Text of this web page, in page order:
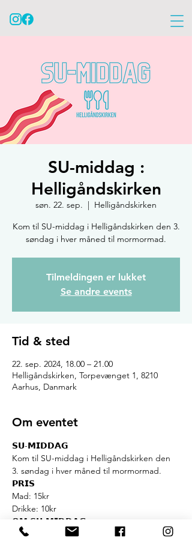
SU-middag :
Helligåndskirken
søn. 22. sep.
  |
Helligåndskirken
Kom til SU-middag i Helligåndskirken den 3.
søndag i hver måned til mormormad.
Tilmeldingen er lukket
Se andre events
Tid & sted
22. sep. 2024, 18.00 – 21.00
Helligåndskirken, Torpevænget 1, 8210
Aarhus, Danmark
Om eventet
𝗦𝗨-𝗠𝗜𝗗𝗗𝗔𝗚
Kom til SU-middag i Helligåndskirken den
3. søndag i hver måned til mormormad.
𝗣𝗥𝗜𝗦
Mad: 15kr
Drikke: 10kr
𝗢𝗠 𝗦𝗨-𝗠𝗜𝗗𝗗𝗔𝗚
SU-middag er et samarbejde mellem UngK